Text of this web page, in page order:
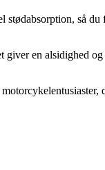
så
en alsidighed